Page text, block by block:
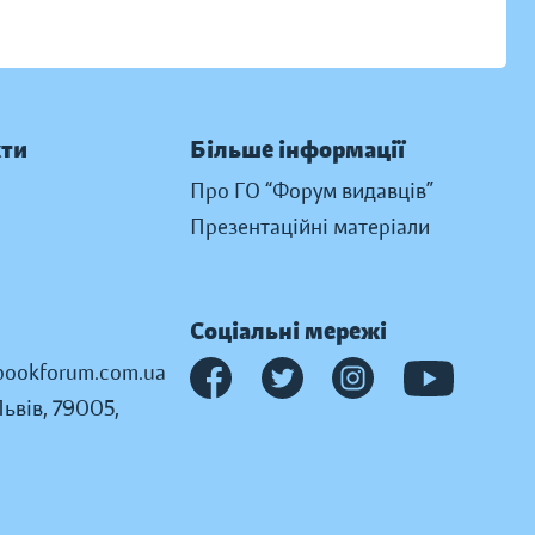
Більше інформації
Про ГО “Форум видавців”
Презентаційні матеріали
79005,
Соціальні мережі